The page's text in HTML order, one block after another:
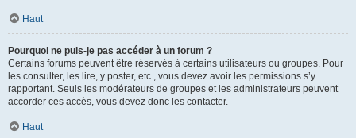
Haut
Pourquoi ne puis-je pas accéder à un forum ?
Certains forums peuvent être réservés à certains utilisateurs ou groupes. Pour
les consulter, les lire, y poster, etc., vous devez avoir les permissions s’y
rapportant. Seuls les modérateurs de groupes et les administrateurs peuvent
accorder ces accès, vous devez donc les contacter.
Haut